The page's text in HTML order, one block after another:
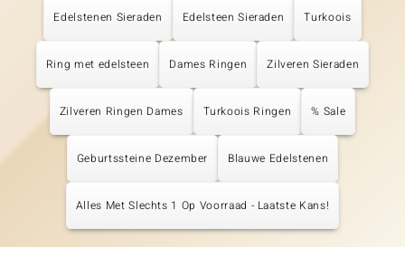
Edelstenen Sieraden Edelsteen Sieraden Turkoois
Ring met edelsteen Dames Ringen Zilveren Sieraden
Zilveren Ringen Dames Turkoois Ringen % Sale
Geburtssteine Dezember Blauwe Edelstenen
Alles Met Slechts 1 Op Voorraad - Laatste Kans!